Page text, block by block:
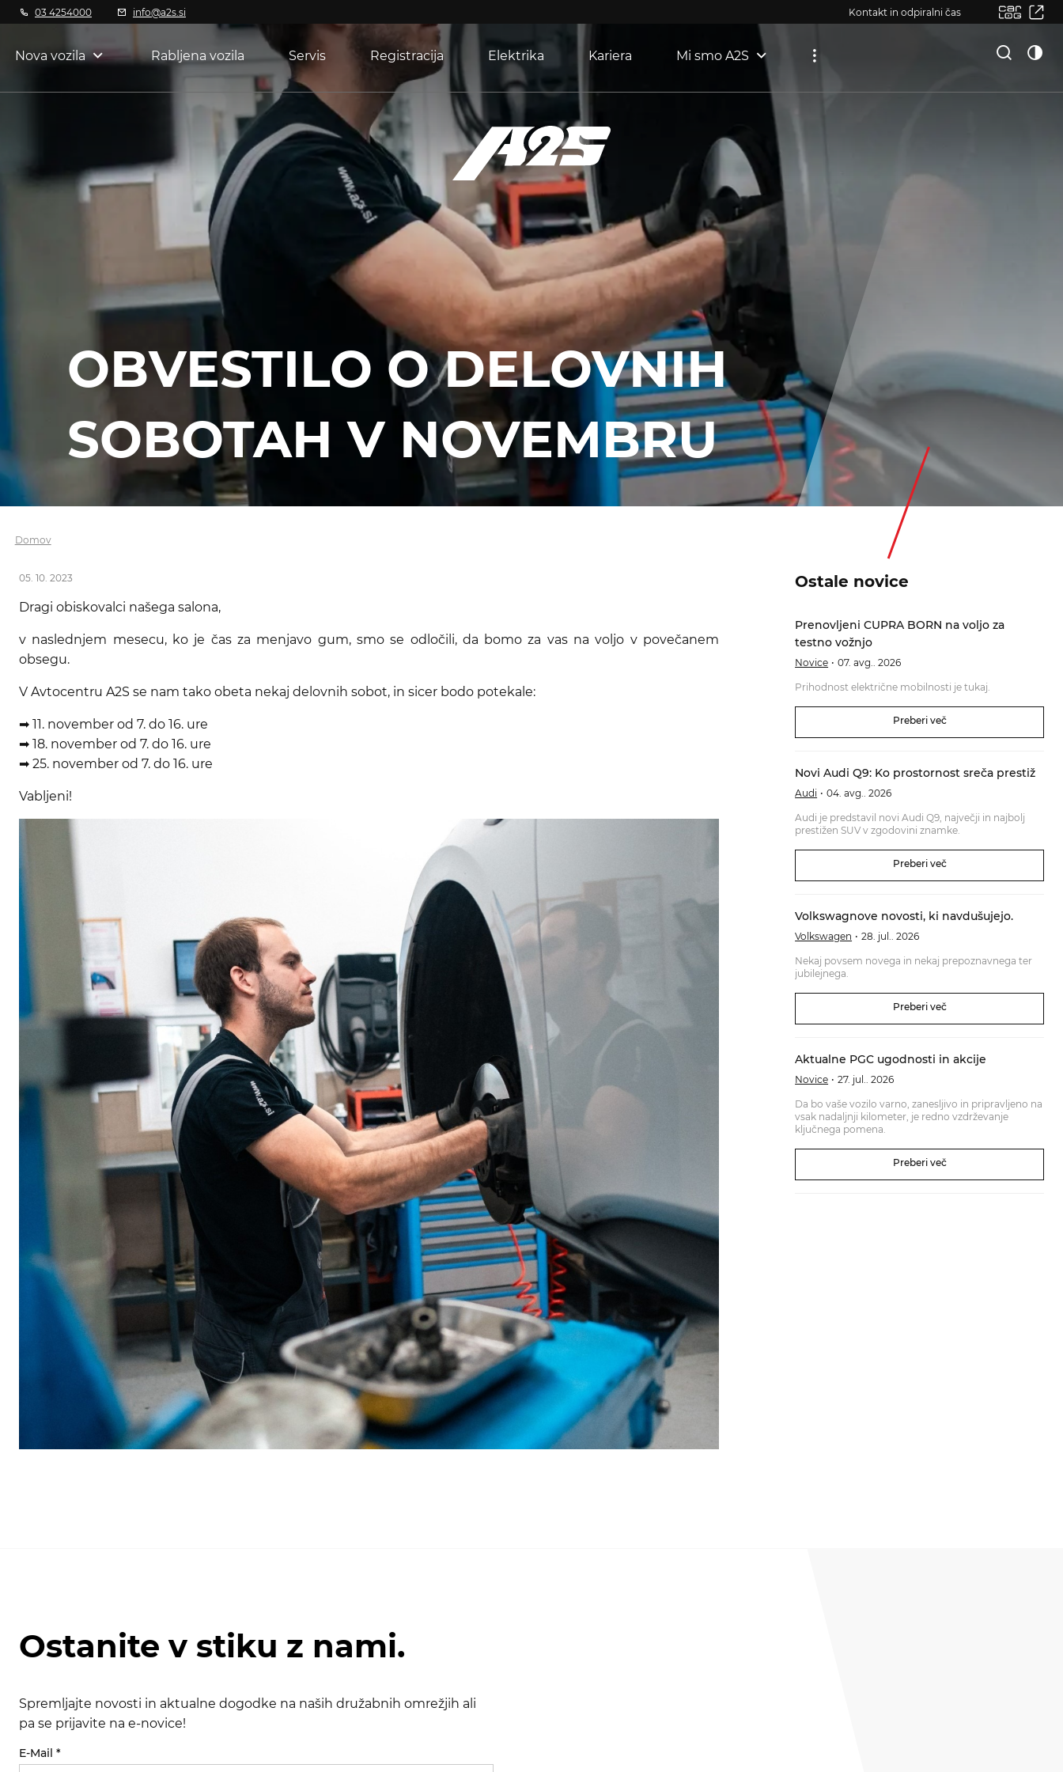
03 4254000 info@a2s.si Kontakt in odpiralni čas
Nova vozila Rabljena vozila Servis Registracija Elektrika Kariera Mi smo A2S
OBVESTILO O DELOVNIH
SOBOTAH V NOVEMBRU
Domov
05. 10. 2023
Dragi obiskovalci našega salona,
v naslednjem mesecu, ko je čas za menjavo gum, smo se odločili, da bomo za vas na voljo v povečanem
obsegu.
V Avtocentru A2S se nam tako obeta nekaj delovnih sobot, in sicer bodo potekale:
➡ 11. november od 7. do 16. ure
➡ 18. november od 7. do 16. ure
➡ 25. november od 7. do 16. ure
Vabljeni!
Ostale novice
Prenovljeni CUPRA BORN na voljo za
testno vožnjo
Novice 07. avg.. 2026
Prihodnost električne mobilnosti je tukaj.
Preberi več
Novi Audi Q9: Ko prostornost sreča prestiž
Audi 04. avg.. 2026
Audi je predstavil novi Audi Q9, največji in najbolj
prestižen SUV v zgodovini znamke.
Preberi več
Volkswagnove novosti, ki navdušujejo.
Volkswagen 28. jul.. 2026
Nekaj povsem novega in nekaj prepoznavnega ter
jubilejnega.
Preberi več
Aktualne PGC ugodnosti in akcije
Novice 27. jul.. 2026
Da bo vaše vozilo varno, zanesljivo in pripravljeno na
vsak nadaljnji kilometer, je redno vzdrževanje
ključnega pomena.
Preberi več
Ostanite v stiku z nami.
Spremljajte novosti in aktualne dogodke na naših družabnih omrežjih ali
pa se prijavite na e-novice!
E-Mail *